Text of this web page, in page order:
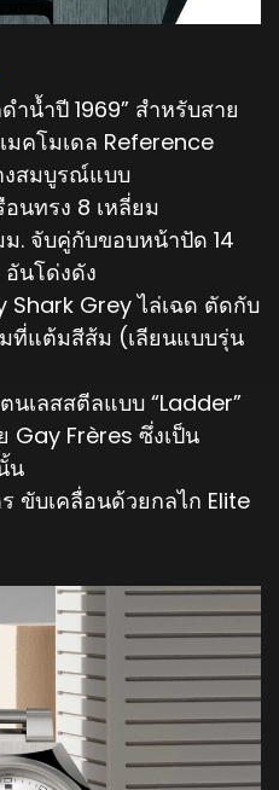
น้ำปี 1969” สำหรับสาย
คโมเดล Reference
งสมบูรณ์แบบ
อนทรง 8 เหลี่ยม
. จับคู่กับขอบหน้าปัด 14
นโด่งดัง
Shark Grey ไล่เฉด ตัดกับ
ที่แต้มสีส้ม (เลียนแบบรุ่น
นเลสสตีลแบบ “Ladder”
Gay Frères ซึ่งเป็น
น
ขับเคลื่อนด้วยกลไก Elite